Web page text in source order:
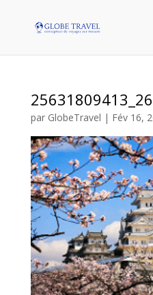
par GlobeTravel | Fév 16,